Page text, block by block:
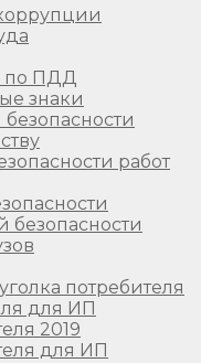
по ПДД
знаки
работ
безопасности
потребителя
для ИП
2019
для ИП